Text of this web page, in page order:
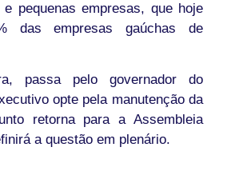
pequenas empresas, que hoje
das empresas gaúchas de
passa pelo governador do
opte pela manutenção da
retorna para a Assembleia
a questão em plenário.